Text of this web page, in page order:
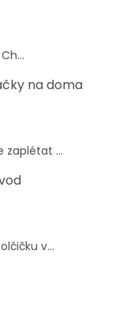
na doma
zaplétat ...
v...